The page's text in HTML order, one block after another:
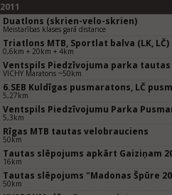
2011
Duatlons (skrien-velo-skrien)
Meistarības klases garā distance
Triatlons MTB, Sportlat balva (LK, LČ)
0,6km + 20km + 4km
Ventspils Piedzīvojuma parka
VICHY Maratons ~50km
6.SEB Kuldīgas pusmaratons, LČ
5,27km
Ventspils Piedzīvojumu Parka
5,3km
Rīgas MTB tautas velobrauciens
50km
Tautas slēpojums apkārt Gaiziņam
16km
Tautas slēpojums "Madonas Špūre
50km